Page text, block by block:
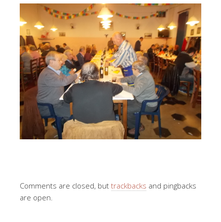
Comments are closed, but trackbacks and pingbacks
are open.